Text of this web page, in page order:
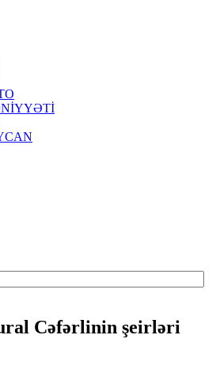
Cəfərlinin şeirləri